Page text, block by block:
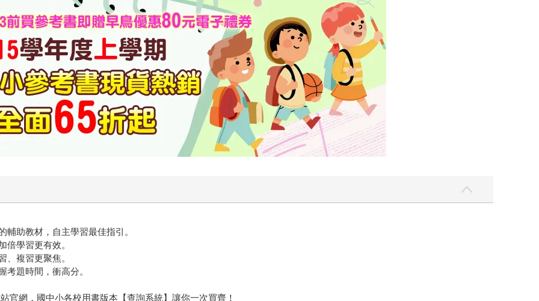
助教材，自主學習最佳指引。
倍學習更有效。
、複習更聚焦。
考題時間，衝高分。
官網，國中小各校用書版本【查詢系統】讓你一次買齊！